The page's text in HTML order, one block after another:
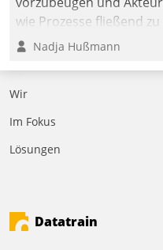
wie Prozesse fließend zu
vernetzen, nutzt die
Überblick, Einsicht und
Eingriff bietende Lösung.
man auf
Partner sowie erstmals
agile Projektmethoden.
Nadja Hußmann
Wir
Im Fokus
Lösungen
Datatrain